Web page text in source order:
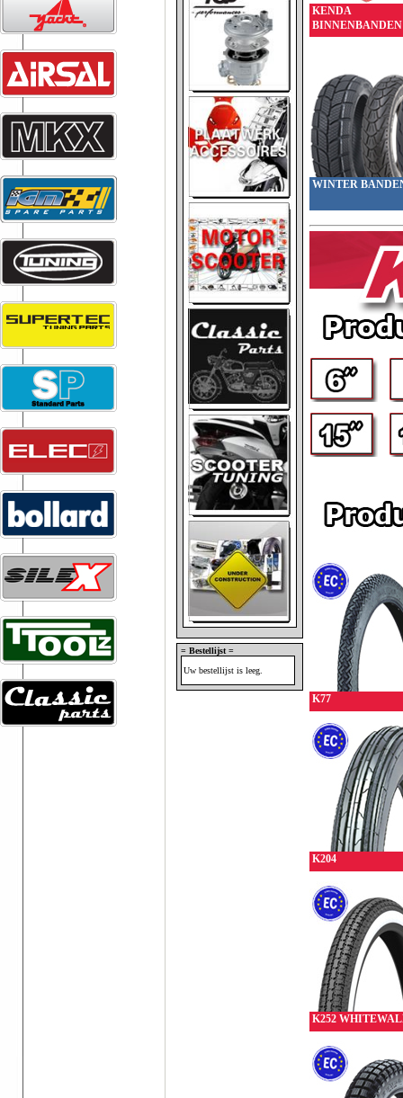
= Bestellijst =
Uw bestellijst is leeg.
KENDA
BINNENBANDEN
WINTER
K77
K204
K252